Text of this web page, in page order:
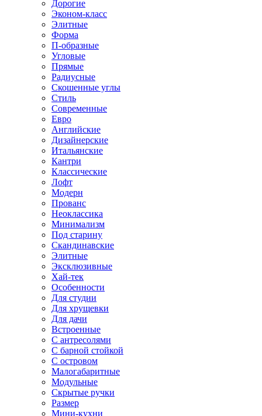
Дорогие
Эконом-класс
Элитные
Форма
П-образные
Угловые
Прямые
Радиусные
Скошенные углы
Стиль
Современные
Евро
Английские
Дизайнерские
Итальянские
Кантри
Классические
Лофт
Модерн
Прованс
Неоклассика
Минимализм
Под старину
Скандинавские
Элитные
Эксклюзивные
Хай-тек
Особенности
Для студии
Для хрущевки
Для дачи
Встроенные
С антресолями
С барной стойкой
С островом
Малогабаритные
Модульные
Скрытые ручки
Размер
Мини-кухни